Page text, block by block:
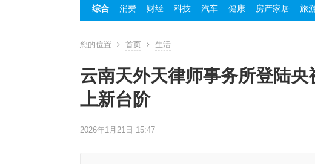
综合 消费 财经 科技 汽车 健康 房产家居 旅
您的位置 首页 生活
云南天外天律师事务所登陆
上新台阶
2026年1月21日 15:47